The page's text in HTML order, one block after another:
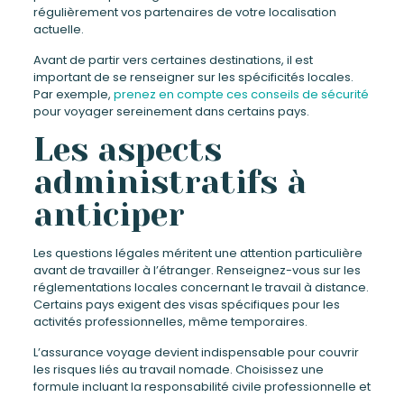
régulièrement vos partenaires de votre localisation
actuelle.
Avant de partir vers certaines destinations, il est
important de se renseigner sur les spécificités locales.
Par exemple, prenez en compte ces conseils de sécurité
pour voyager sereinement dans certains pays.
Les aspects
administratifs à
anticiper
Les questions légales méritent une attention particulière
avant de travailler à l’étranger. Renseignez-vous sur les
réglementations locales concernant le travail à distance.
Certains pays exigent des visas spécifiques pour les
activités professionnelles, même temporaires.
L’assurance voyage devient indispensable pour couvrir
les risques liés au travail nomade. Choisissez une
formule incluant la responsabilité civile professionnelle et